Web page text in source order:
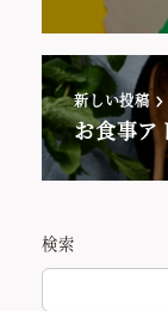
新しい投稿
お食事ア
検索